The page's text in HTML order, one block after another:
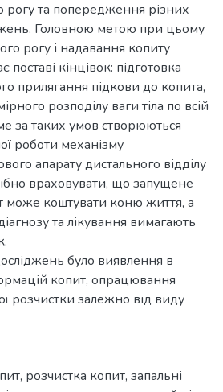
рогу та попередження різних
Головною метою при цьому
рогу і надавання копиту
кінцівок: підготовка
прилягання підкови до копита,
розподілу ваги тіла по всій
за таких умов створюються
роботи механізму
апарату дистального відділу
враховувати, що запущене
може коштувати коню життя, а
та лікування вимагають
було виявлення в
копит, опрацювання
розчистки залежно від виду
розчистка копит, запальні